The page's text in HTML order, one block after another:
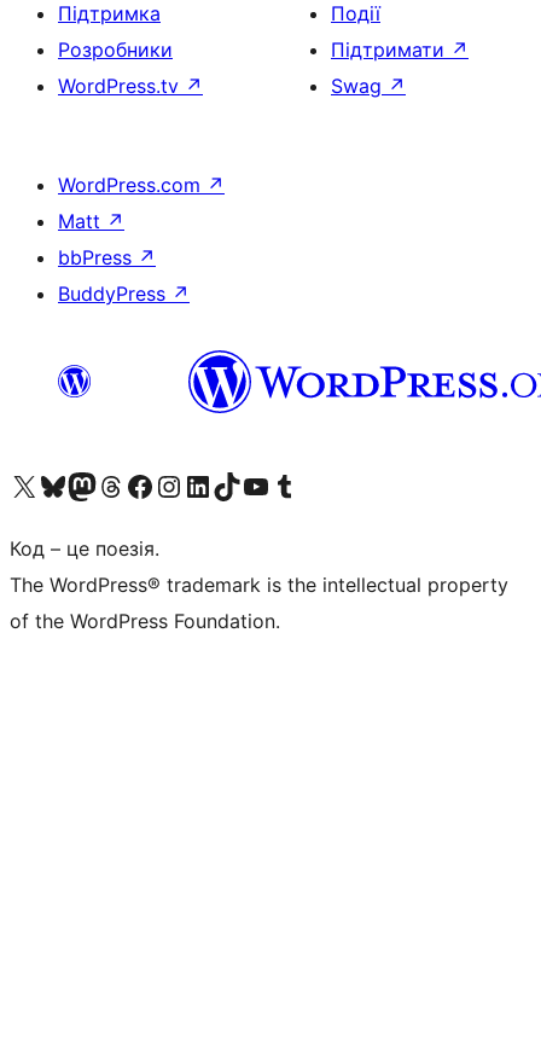
Підтримка
Розробники
WordPress.tv ↗
Події
Підтримати ↗
Swag ↗
WordPress.com ↗
Matt ↗
bbPress ↗
BuddyPress ↗
Visit our X (formerly Twitter) account
Visit our Bluesky account
Завітайте до нашої стрічки в Mastodon
Visit our Threads account
Завітайте на нашу сторінку в Facebook
Visit our Instagram account
Visit our LinkedIn account
Visit our TikTok account
Visit our YouTube channel
Visit our Tumblr account
Код – це поезія.
The WordPress® trademark is the intellectual property
of the WordPress Foundation.